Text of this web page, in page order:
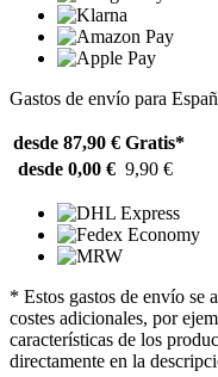
Gastos de envío para
desde 87,90 € Gratis*
desde 0,00 € 9,90 €
* Estos gastos de envío se
costes adicionales, por
características de los
directamente en la